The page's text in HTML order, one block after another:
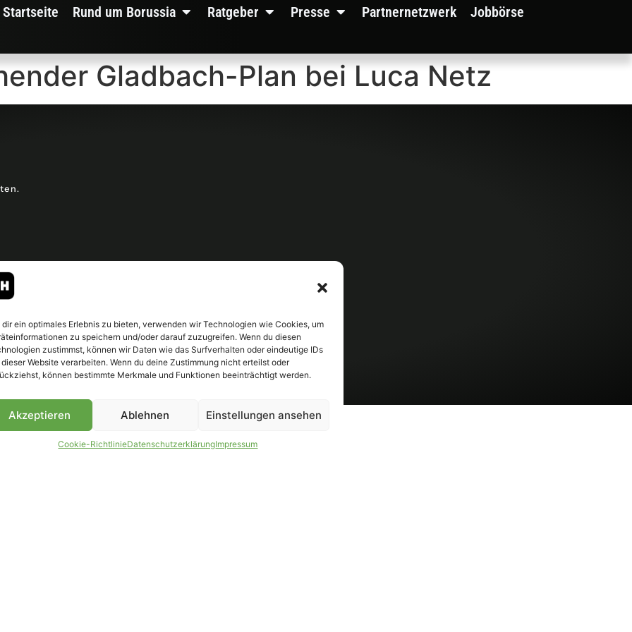
dir ein optimales Erlebnis zu bieten, verwenden wir Technologien wie Cookies, um
zu speichern und/oder darauf zuzugreifen. Wenn du diesen
zustimmst, können wir Daten wie das Surfverhalten oder eindeutige IDs
Website verarbeiten. Wenn du deine Zustimmung nicht erteilst oder
können bestimmte Merkmale und Funktionen beeinträchtigt werden.
Akzeptieren Ablehnen Einstellungen ansehen
Cookie-RichtlinieDatenschutzerklärungImpressum
Startseite Rund um Borussia Ratgeber Presse Partnernetzwerk Jobbörse
Gladbach-Plan bei Luca Netz